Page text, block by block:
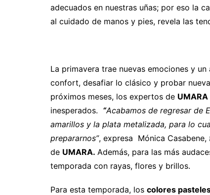
adecuados en nuestras uñas; por eso la
al cuidado de manos y pies, revela las
La primavera trae nuevas emociones y
confort, desafiar lo clásico y probar
próximos meses, los expertos de UMARA
inesperados. “Acabamos de regresar de
amarillos y la plata metalizada, para lo
prepararnos”, expresa Mónica Casabene,
de UMARA. Además, para las más
temporada con rayas, flores y brillos.
Para esta temporada, los colores